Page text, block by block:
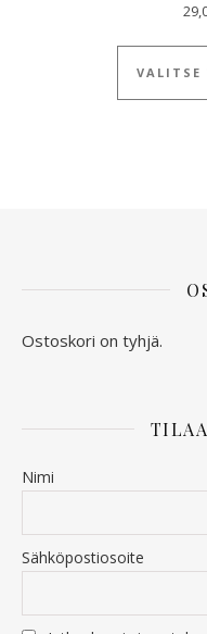
VALITSE
Ostoskori on tyhjä.
Nimi
Sähköpostiosoite